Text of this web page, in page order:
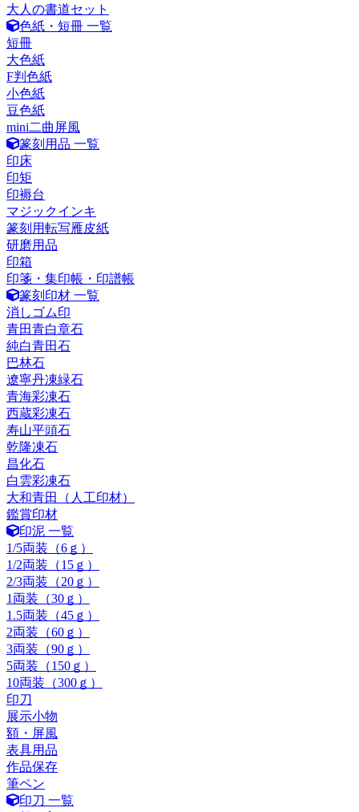
大人の書道セット
色紙・短冊 一覧
短冊
大色紙
F判色紙
小色紙
豆色紙
mini二曲屏風
篆刻用品 一覧
印床
印矩
印褥台
マジックインキ
篆刻用転写雁皮紙
研磨用品
印箱
印箋・集印帳・印譜帳
篆刻印材 一覧
消しゴム印
青田青白章石
純白青田石
巴林石
遼寧丹凍緑石
青海彩凍石
西蔵彩凍石
寿山平頭石
乾隆凍石
昌化石
白雲彩凍石
大和青田（人工印材）
鑑賞印材
印泥 一覧
1/5両装（6ｇ）
1/2両装（15ｇ）
2/3両装（20ｇ）
1両装（30ｇ）
1.5両装（45ｇ）
2両装（60ｇ）
3両装（90ｇ）
5両装（150ｇ）
10両装（300ｇ）
印刀
展示小物
額・屏風
表具用品
作品保存
筆ペン
印刀 一覧